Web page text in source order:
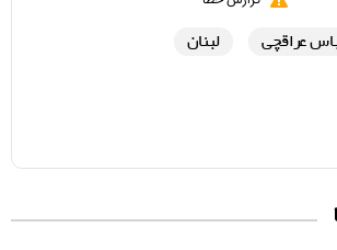
عراقچی لبنان